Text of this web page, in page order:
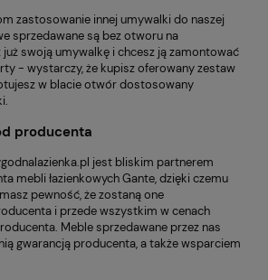
zastosowanie innej umywalki do naszej
sprzedawane są bez otworu na
swoją umywalkę i chcesz ją zamontować
- wystarczy, że kupisz oferowany zestaw
w blacie otwór dostosowany
producenta
jest bliskim partnerem
mebli łazienkowych Gante, dzięki czemu
pewność, że zostaną one
i przede wszystkim w cenach
Meble sprzedawane przez nas
gwarancją producenta, a także wsparciem